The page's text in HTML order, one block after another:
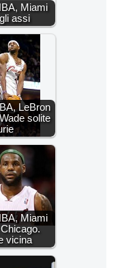
Miami
assi
LeBron
solite
Miami
vicina